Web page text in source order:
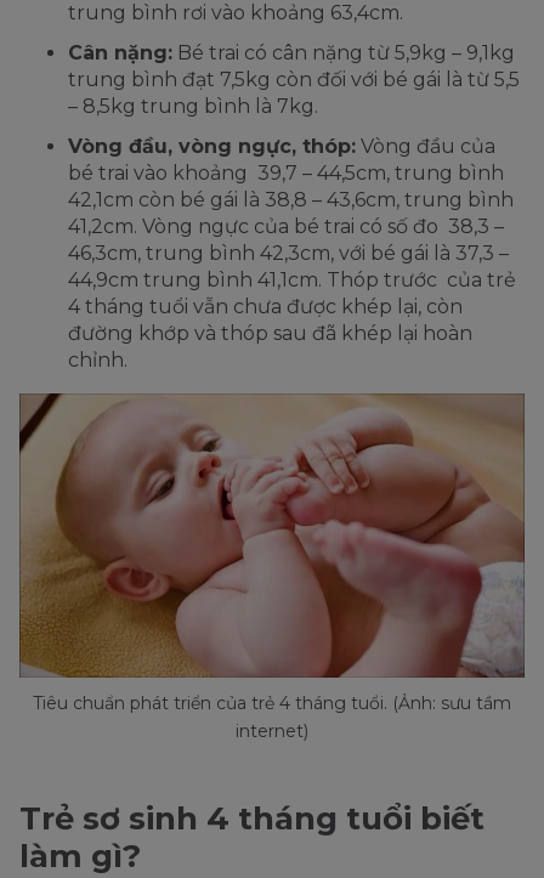
trung bình rơi vào khoảng 63,4cm.
Cân nặng: Bé trai có cân nặng từ 5,9kg – 9,1kg
trung bình đạt 7,5kg còn đối với bé gái là từ 5,5
– 8,5kg trung bình là 7kg.
Vòng đầu, vòng ngực, thóp: Vòng đầu của
bé trai vào khoảng 39,7 – 44,5cm, trung bình
42,1cm còn bé gái là 38,8 – 43,6cm, trung bình
41,2cm. Vòng ngực của bé trai có số đo 38,3 –
46,3cm, trung bình 42,3cm, với bé gái là 37,3 –
44,9cm trung bình 41,1cm. Thóp trước của trẻ
4 tháng tuổi vẫn chưa được khép lại, còn
đường khớp và thóp sau đã khép lại hoàn
chỉnh.
Tiêu chuẩn phát triển của trẻ 4 tháng tuổi. (Ảnh: sưu tầm
internet)
Trẻ sơ sinh 4 tháng tuổi biết
làm gì?